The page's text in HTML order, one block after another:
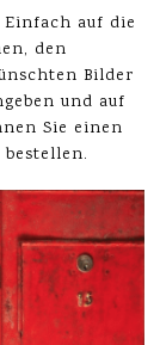
auf die
den
Bilder
und auf
Sie einen